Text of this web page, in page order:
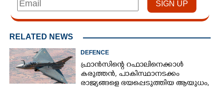
RELATED NEWS
DEFENCE
ഫ്രാൻസിന്റെ റഫാലിനെക്കാൾ
കരുത്തൻ,​ പാകിസ്ഥാനടക്കം
രാജ്യങ്ങളെ ഭയപ്പെടുത്തിയ ആയുധം,​